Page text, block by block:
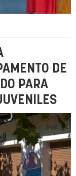
DE
PARA